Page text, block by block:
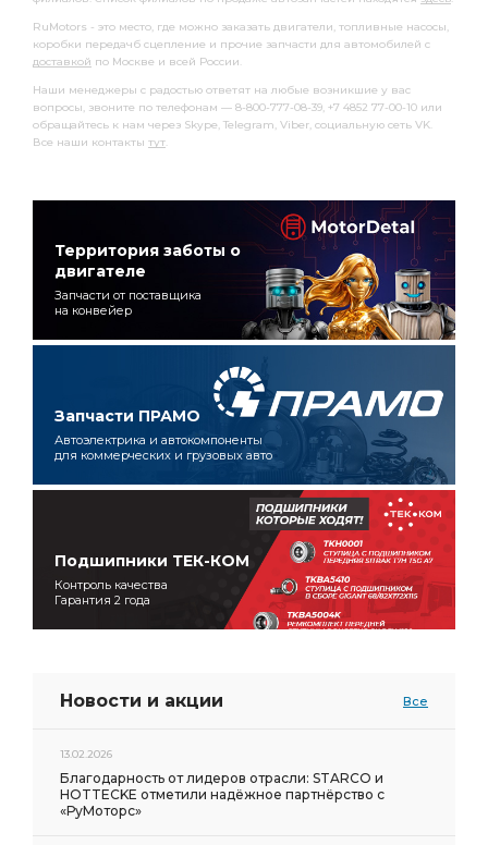
RuMotors - это место, где можно заказать двигатели, топливные насосы,
коробки передачб сцепление и прочие запчасти для автомобилей с
доставкой по Москве и всей России.
Наши менеджеры с радостью ответят на любые возникшие у вас
вопросы, звоните по телефонам — 8-800-777-08-39, +7 4852 77-00-10 или
обращайтесь к нам через Skype, Telegram, Viber, социальную сеть VK.
Все наши контакты тут.
Территория заботы о
двигателе
Запчасти от поставщика
на конвейер
Запчасти ПРАМО
Автоэлектрика и автокомпоненты
для коммерческих и грузовых авто
Подшипники ТЕК-КОМ
Контроль качества
Гарантия 2 года
Новости и акции Все
13.02.2026
Благодарность от лидеров отрасли: STARCO и
HOTTECKE отметили надёжное партнёрство с
«РуМоторс»